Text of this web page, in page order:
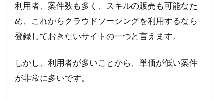
利用者、案件数も多く、スキルの販売も可能なた
め、これからクラウドソーシングを利用するなら
登録しておきたいサイトの一つと言えます。
しかし、利用者が多いことから、単価が低い案件
が非常に多いです。